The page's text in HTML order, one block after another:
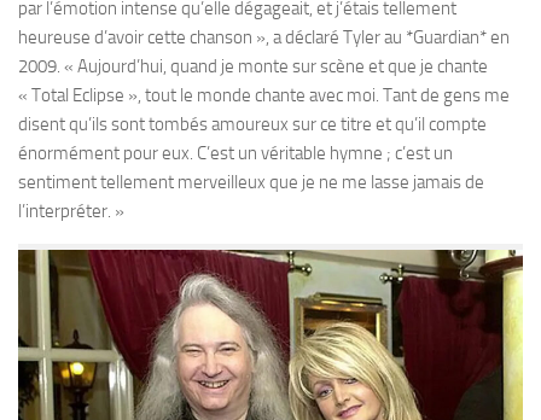
par l’émotion intense qu’elle dégageait, et j’étais tellement
heureuse d’avoir cette chanson », a déclaré Tyler au *Guardian* en
2009. « Aujourd’hui, quand je monte sur scène et que je chante
« Total Eclipse », tout le monde chante avec moi. Tant de gens me
disent qu’ils sont tombés amoureux sur ce titre et qu’il compte
énormément pour eux. C’est un véritable hymne ; c’est un
sentiment tellement merveilleux que je ne me lasse jamais de
l’interpréter. »